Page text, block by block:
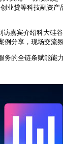
贷等科技融资
嘉宾介绍科大硅
分享，现场交流氛
的全链条赋能能